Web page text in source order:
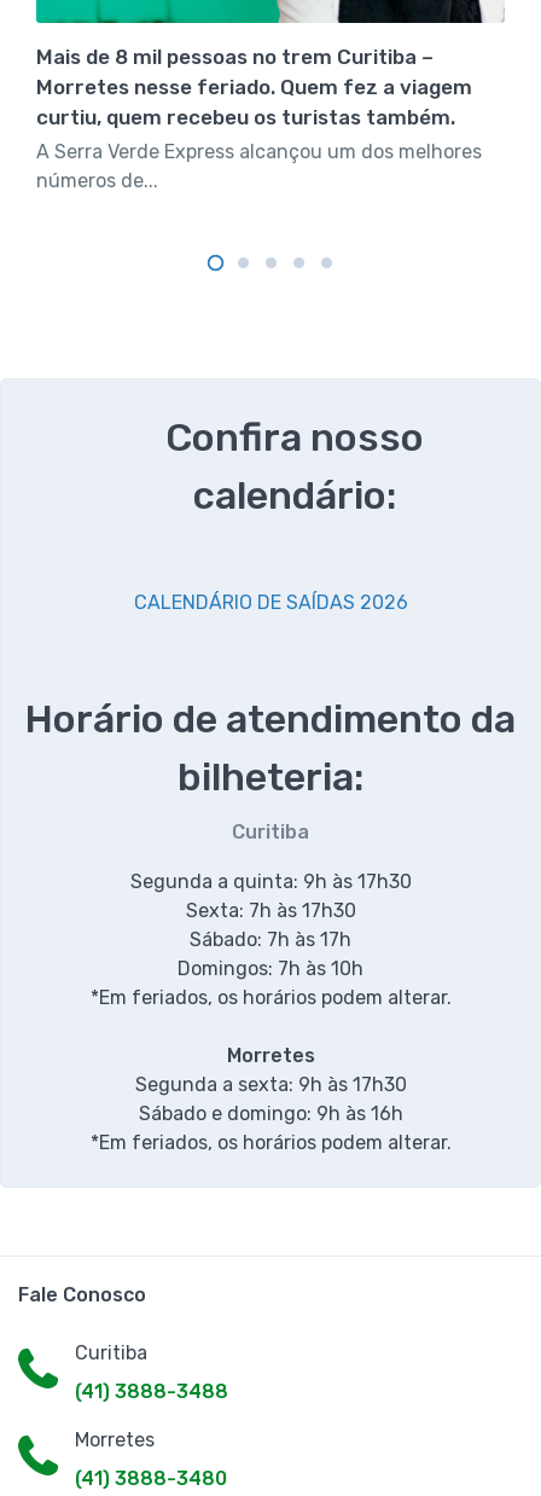
Mais de 8 mil pessoas no trem Curitiba –
Morretes nesse feriado. Quem fez a viagem
curtiu, quem recebeu os turistas também.
A Serra Verde Express alcançou um dos melhores
números de...
Confira nosso
calendário:
CALENDÁRIO DE SAÍDAS 2026
Horário de atendimento da
bilheteria:
Curitiba
Segunda a quinta: 9h às 17h30
Sexta: 7h às 17h30
Sábado: 7h às 17h
Domingos: 7h às 10h
*Em feriados, os horários podem alterar.
Morretes
Segunda a sexta: 9h às 17h30
Sábado e domingo: 9h às 16h
*Em feriados, os horários podem alterar.
Fale Conosco
Curitiba
(41) 3888-3488
Morretes
(41) 3888-3480